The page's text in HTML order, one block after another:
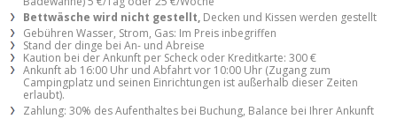
Bettwäsche wird nicht gestellt, Decken und Kissen werden gestellt
Gebühren Wasser, Strom, Gas: Im Preis inbegriffen
Stand der dinge bei An- und Abreise
Kaution bei der Ankunft per Scheck oder Kreditkarte: 300 €
Ankunft ab 16:00 Uhr und Abfahrt vor 10:00 Uhr (Zugang zum
Campingplatz und seinen Einrichtungen ist außerhalb dieser Zeiten
erlaubt).
Zahlung: 30% des Aufenthaltes bei Buchung, Balance bei Ihrer Ankunft